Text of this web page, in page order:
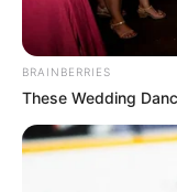
Το τέρας που ζει
BRAINBERRIES
These Wedding